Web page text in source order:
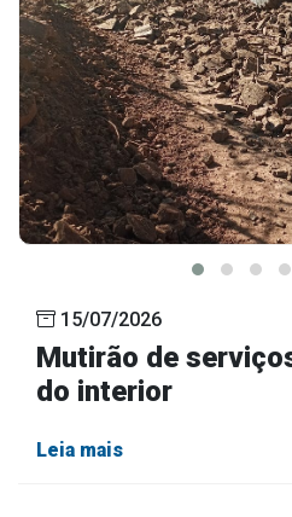
15/07/2026
Mutirão de
do interior
Leia mais